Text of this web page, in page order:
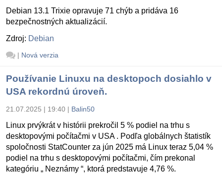
Debian 13.1 Trixie opravuje 71 chýb a pridáva 16
bezpečnostných aktualizácií.
Zdroj: Debian
| Nová verzia
Používanie Linuxu na desktopoch dosiahlo v
USA rekordnú úroveň.
21.07.2025 | 19:40 | Balin50
Linux prvýkrát v histórii prekročil 5 % podiel na trhu s
desktopovými počítačmi v USA . Podľa globálnych štatistík
spoločnosti StatCounter za jún 2025 má Linux teraz 5,04 %
podiel na trhu s desktopovými počítačmi, čím prekonal
kategóriu „ Neznámy “, ktorá predstavuje 4,76 %.